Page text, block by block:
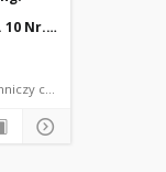
10 Nr.
dokument piśmienniczy czasopismo